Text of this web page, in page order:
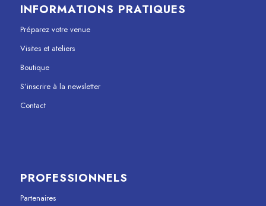
INFORMATIONS PRATIQUES
Préparez votre venue
Visites et ateliers
Boutique
S’inscrire à la newsletter
Contact
PROFESSIONNELS
Partenaires